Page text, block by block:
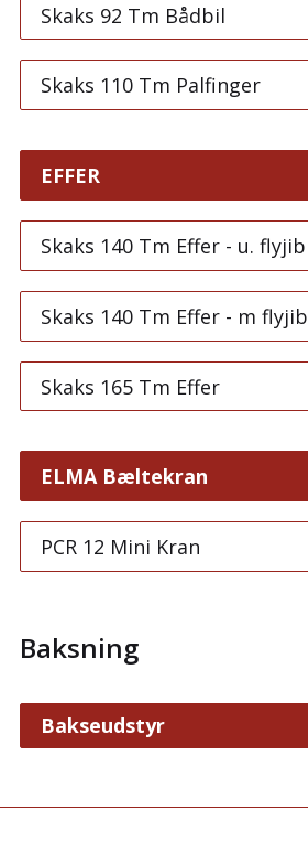
Skaks 92 Tm Bådbil
Skaks 110 Tm Palfinger
EFFER
Skaks 140 Tm Effer - u. flyjib
Skaks 140 Tm Effer - m flyjib
Skaks 165 Tm Effer
ELMA Bæltekran
PCR 12 Mini Kran
Baksning
Bakseudstyr